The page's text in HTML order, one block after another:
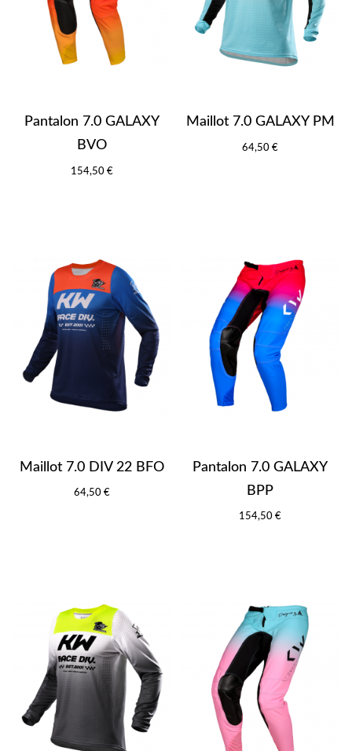
Pantalon 7.0 GALAXY
BVO
154,50 €
Maillot 7.0 GALAXY PM
64,50 €
Maillot 7.0 DIV 22 BFO
64,50 €
Pantalon 7.0 GALAXY
BPP
154,50 €